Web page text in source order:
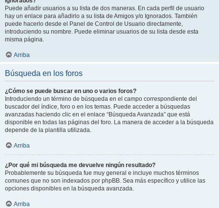
Puede añadir usuarios a su lista de dos maneras. En cada perfil de usuario
hay un enlace para añadirlo a su lista de Amigos y/o Ignorados. También
puede hacerlo desde el Panel de Control de Usuario directamente,
introduciendo su nombre. Puede eliminar usuarios de su lista desde esta
misma página.
Arriba
Búsqueda en los foros
¿Cómo se puede buscar en uno o varios foros?
Introduciendo un término de búsqueda en el campo correspondiente del
buscador del índice, foro o en los temas. Puede acceder a búsquedas
avanzadas haciendo clic en el enlace “Búsqueda Avanzada” que está
disponible en todas las páginas del foro. La manera de acceder a la búsqueda
depende de la plantilla utilizada.
Arriba
¿Por qué mi búsqueda me devuelve ningún resultado?
Probablemente su búsqueda fue muy general e incluye muchos términos
comunes que no son indexados por phpBB. Sea más específico y utilice las
opciones disponibles en la búsqueda avanzada.
Arriba